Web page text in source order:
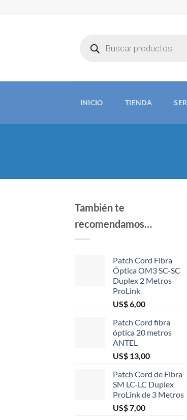
productos
INICIO TIENDA
También te
recomendamos…
Patch Cord Fibra
Óptica OM3 SC-SC
Duplex 2 Metros
ProLink
US$6,00
Patch Cord fibra
óptica 20 metros
ANTEL
US$ 13,00
Patch Cord de Fibra
SM LC-LC Duplex
ProLink de 3 Metros
US$7,00